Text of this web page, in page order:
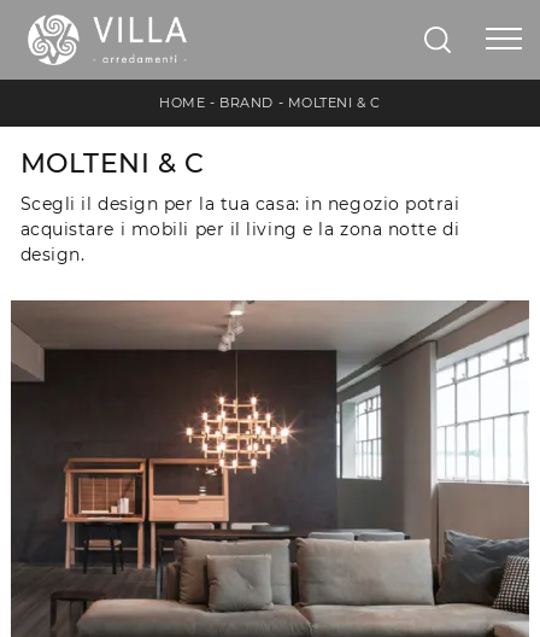
HOME - BRAND - MOLTENI & C
MOLTENI & C
Scegli il design per la tua casa: in negozio potrai
acquistare i mobili per il living e la zona notte di
design.